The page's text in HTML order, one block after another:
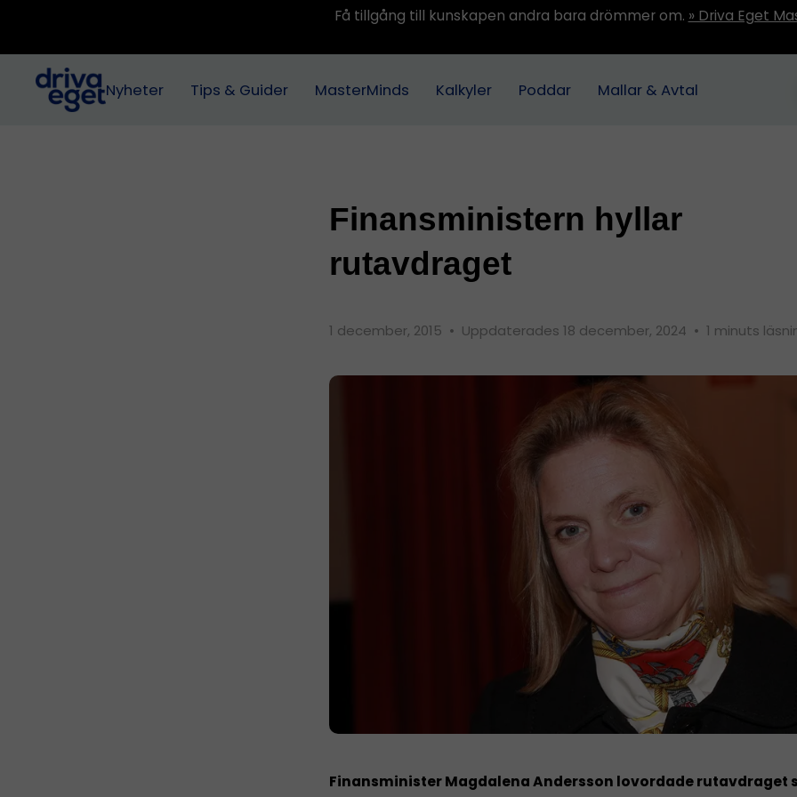
Få tillgång till kunskapen andra bara drömmer om. » Driva Eget
Nyheter Tips & Guider MasterMinds Kalkyler Poddar Mallar & Avtal
Finansministern hyllar
rutavdraget
1 december, 2015 • Uppdaterades 18 december, 2024 • 1 minuts
Finansminister Magdalena Andersson lovordade rutavdraget